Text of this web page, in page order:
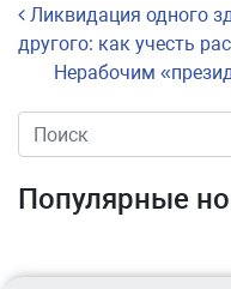
Навигация
Ликвидация одного
другого: как учесть
Нерабочим
Популярные